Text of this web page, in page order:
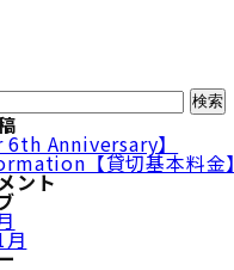
Anniversary】
【貸切基本料金】
ント